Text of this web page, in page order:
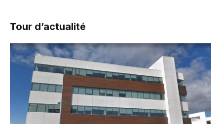
Tour d’actualité